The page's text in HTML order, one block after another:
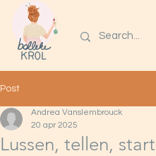
Post
Lussen, tellen,
Andrea Vanslembrouck
20 apr 2025